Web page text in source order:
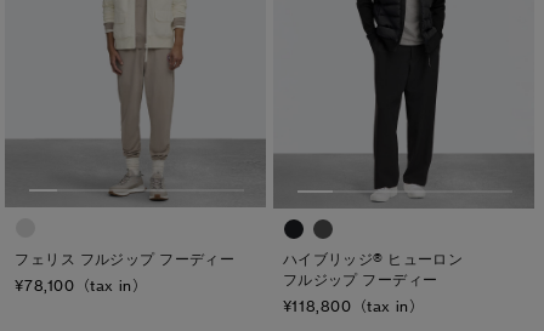
ホワイト ディスク
ト―ナル ディスク
PBI ディスク
ディスクなし
TEI
TEI2：０℃/-１5℃
フェリス フルジップ フーディー
¥78,100（tax in）
ハイブリッジ® ヒューロン
フルジップ フーディー
¥118,800（tax in）